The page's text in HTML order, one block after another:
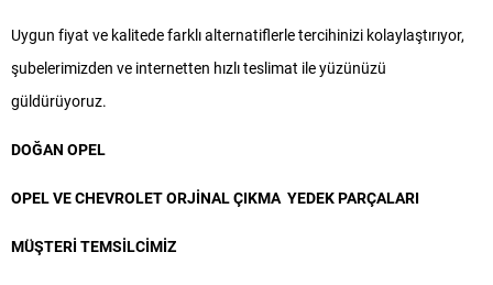
Uygun fiyat ve kalitede farklı alternatiflerle tercihinizi kolaylaştırıyor,
şubelerimizden ve internetten hızlı teslimat ile yüzünüzü
güldürüyoruz.
DOĞAN OPEL
OPEL VE CHEVROLET ORJİNAL ÇIKMA YEDEK PARÇALARI
MÜŞTERİ TEMSİLCİMİZ